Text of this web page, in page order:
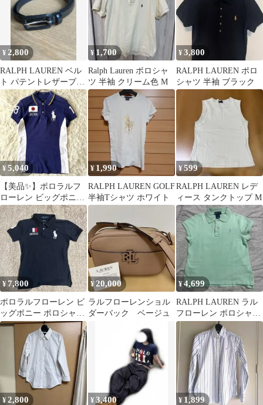
¥ 2,800
RALPH LAUREN ベル
ト パテントレザーブラ
ック エナメル イタリ
ア製
¥1,700
Ralph Lauren ポロシャ
ツ 半袖 クリーム色 M
¥3,800
RALPH LAUREN ポロ
シャツ 半袖 ブラック
¥ 5,040
【美品✨】ポロラルフ
ローレン ビッグポニー
ポロシャツ スキニー
JAPAN 青
¥ 1,990
RALPH LAUREN GOLF
半袖Tシャツ ホワイト
¥599
RALPH LAUREN レデ
ィース タンクトップ M
¥7,800
ポロラルフローレン ビ
ッグポニー ポロシャツ
フランス ナンバリング
¥20,000
ラルフローレンショル
ダーバック ベージュ
¥4,699
RALPH LAUREN ラル
フローレン ポロシャツ
半袖 ミントグリーン
¥2,800 ¥3,400 ¥ 1,899